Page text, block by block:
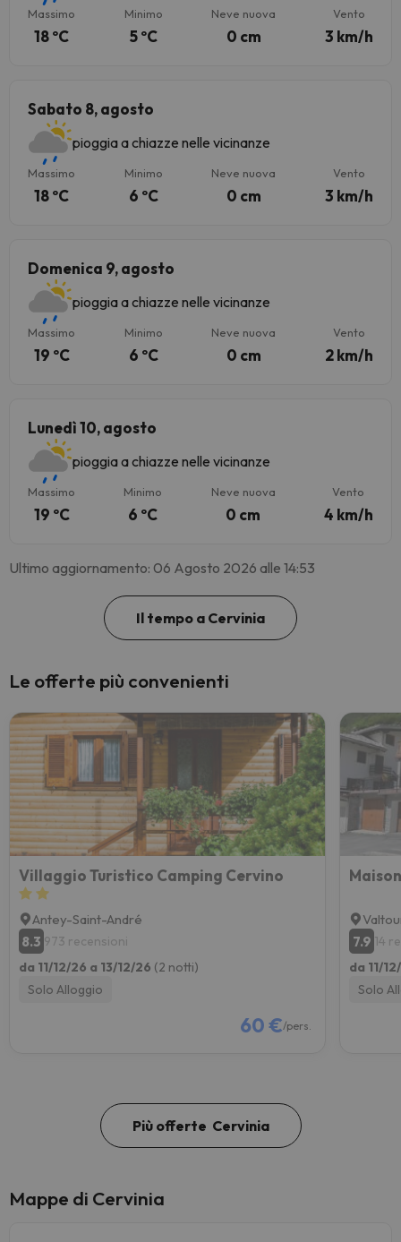
Massimo
18 ºC
Minimo
5 ºC
Neve nuova
0 cm
Vento
3 km/h
Sabato 8, agosto
pioggia a chiazze nelle vicinanze
Massimo
18 ºC
Minimo
6 ºC
Neve nuova
0 cm
Vento
3 km/h
Domenica 9, agosto
pioggia a chiazze nelle vicinanze
Massimo
19 ºC
Minimo
6 ºC
Neve nuova
0 cm
Vento
2 km/h
Lunedì 10, agosto
pioggia a chiazze nelle vicinanze
Massimo
19 ºC
Minimo
6 ºC
Neve nuova
0 cm
Vento
4 km/h
Ultimo aggiornamento: 06 Agosto 2026 alle 14:53
Il tempo a Cervinia
Le offerte più convenienti
Villaggio Turistico Camping Cervino
Antey-Saint-André
8.3 973 recensioni
da 11/12/26 a 13/12/26 (2 notti)
Solo Alloggio
60 €/pers.
7.9 14
da 11/
Solo
Più offerte Cervinia
Mappe di Cervinia